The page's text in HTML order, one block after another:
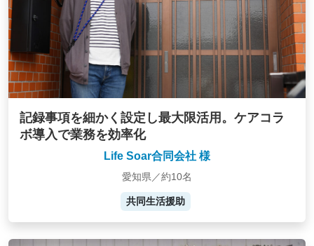
記録事項を細かく設定し最大限活用。ケアコラ
ボ導入で業務を効率化
Life Soar合同会社 様
愛知県／約10名
共同生活援助